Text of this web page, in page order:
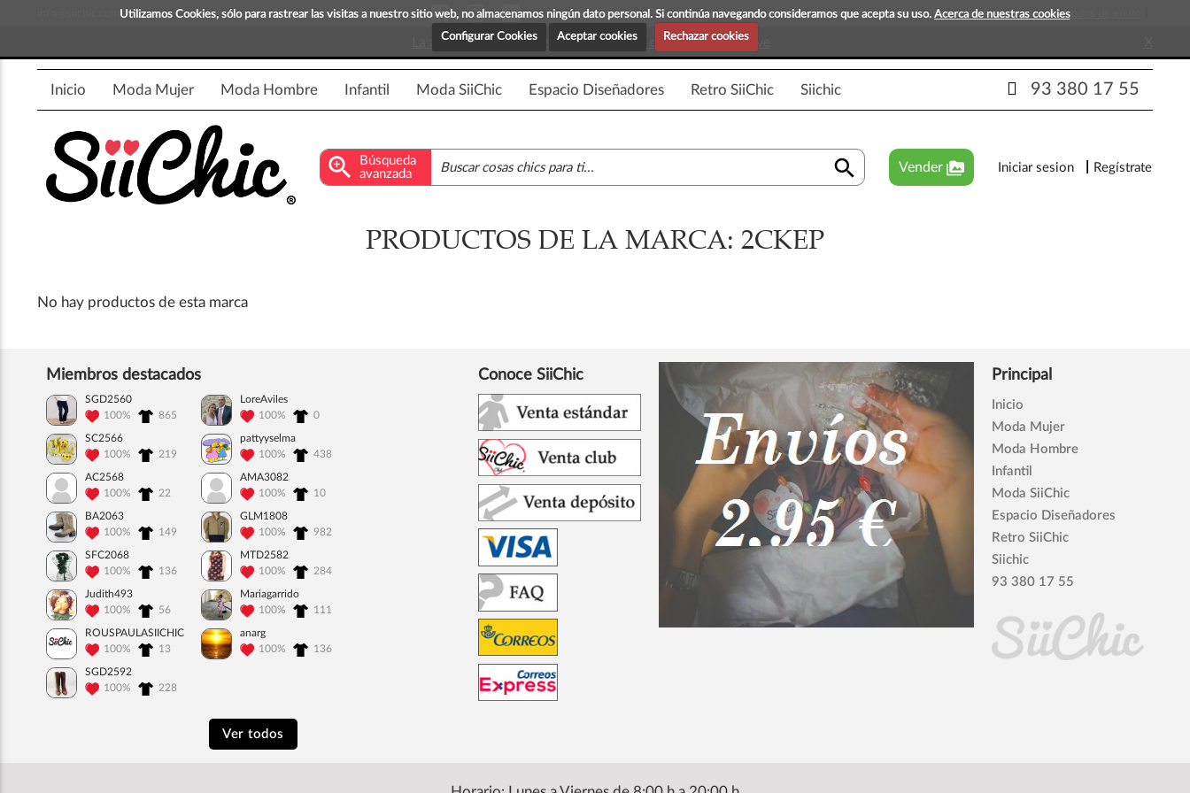
Utilizamos Cookies, sólo para rastrear las visitas a nuestro sitio web, no almacenamos ningún dato personal. Si continúa navegando consideramos que acepta su uso. Acerca de nuestras cookies
Configurar Cookies
Aceptar cookies Rechazar cookies
¡Compra y vende moda! Blog Siichic ¡Descubre maravillosas prendas que esperan tu visita! Preguntas frecuentes Métodos de envío
La app para android esta en fase beta, disponible en breve
Inicio Moda Mujer Moda Hombre Infantil Moda SiiChic Espacio Diseñadores Retro SiiChic Siichic 93 380 17 55
zoom_in
Búsqueda
avanzada
search Vender perm_media Iniciar sesion Regístrate
PRODUCTOS DE LA MARCA: 2CKEP
No hay productos de esta marca
Miembros destacados
SGD2560
100%
865
LoreAviles
100%
0
SC2566
100%
219
pattyyselma
100%
438
AC2568
100%
22
AMA3082
100%
10
BA2063
100%
149
GLM1808
100%
982
SFC2068
100%
136
MTD2582
100%
284
Judith493
100%
56
Mariagarrido
100%
111
ROUSPAULASIICHIC
100%
13
anarg
100%
136
SGD2592
100%
228
Ver todos
Conoce SiiChic Principal
Inicio
Moda Mujer
Moda Hombre
Infantil
Moda SiiChic
Espacio Diseñadores
Retro SiiChic
Siichic
93 380 17 55